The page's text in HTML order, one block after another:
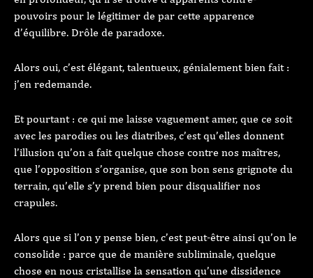
pouvoirs pour le légitimer de par cette apparence
d’équilibre. Drôle de paradoxe.
Alors oui, c’est élégant, talentueux, génialement bien fait :
j’en redemande.
Et pourtant : ce qui me laisse vaguement amer, que ce soit
avec les parodies ou les diatribes, c’est qu’elles donnent
l’illusion qu’on a fait quelque chose contre nos maîtres,
que l’opposition s’organise, que son bon sens grignote du
terrain, qu’elle s’y prend bien pour disqualifier nos
crapules.
Alors que si l’on y pense bien, c’est peut-être ainsi qu’on le
consolide : parce que de manière subliminale, quelque
chose en nous cristallise la sensation qu’une dissidence